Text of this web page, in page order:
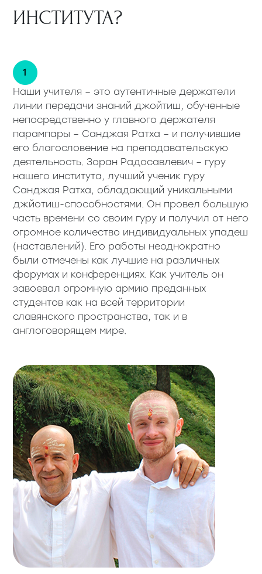
ИНСТИТУТА?
Наши учителя – это аутентичные держатели
линии передачи знаний джойтиш, обученные
непосредственно у главного держателя
парампары – Санджая Ратха – и получившие
его благословение на преподавательскую
деятельность. Зоран Радосавлевич – гуру
нашего института, лучший ученик гуру
Санджая Ратха, обладающий уникальными
джйотиш-способностями. Он провел большую
часть времени со своим гуру и получил от него
огромное количество индивидуальных упадеш
(наставлений). Его работы неоднократно
были отмечены как лучшие на различных
форумах и конференциях. Как учитель он
завоевал огромную армию преданных
студентов как на всей территории
славянского пространства, так и в
англоговорящем мире.